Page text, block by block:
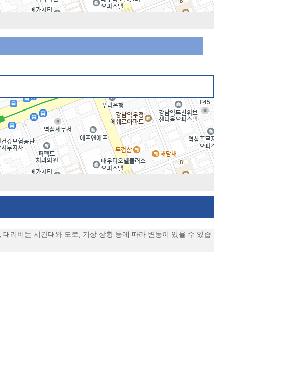
대리비는 시간대와 도로, 기상 상황 등에 따라 변동이 있을 수 있습